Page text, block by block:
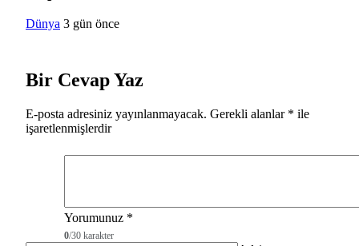
Dünya 3 gün önce
Bir Cevap Yaz
E-posta adresiniz yayınlanmayacak. Gerekli alanlar * ile
işaretlenmişlerdir
Yorumunuz *
0/30 karakter